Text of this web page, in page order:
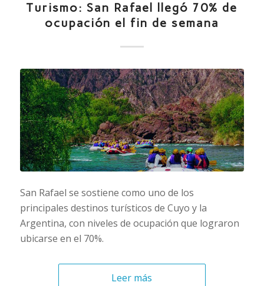
Turismo: San Rafael llegó 70% de
ocupación el fin de semana
San Rafael se sostiene como uno de los
principales destinos turísticos de Cuyo y la
Argentina, con niveles de ocupación que lograron
ubicarse en el 70%.
Leer más